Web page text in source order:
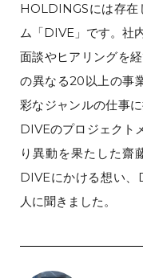
HOLDINGSには存在
ム「DIVE」です。社
面談やヒアリングを
の異なる20以上の事
彩なジャンルの仕事
DIVEのプロジェクト
り異動を果たした齋
DIVEにかける想い
人に聞きました。